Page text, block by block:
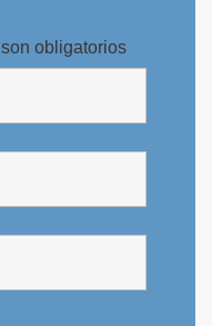
son obligatorios